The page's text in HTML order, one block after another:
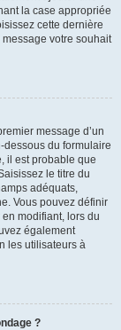
la case appropriée
cette dernière
votre souhait
message d’un
dessous du formulaire
il est probable que
le titre du
adéquats,
Vous pouvez définir
modifiant, lors du
également
les utilisateurs à
?